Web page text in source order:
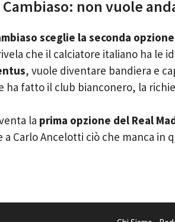
non vuole
sceglie la seconda
che il calciatore italiano ha le
, vuole diventare bandiera e
ha fatto il club bianconero, la
la prima opzione del Real
Carlo Ancelotti ciò che manca in